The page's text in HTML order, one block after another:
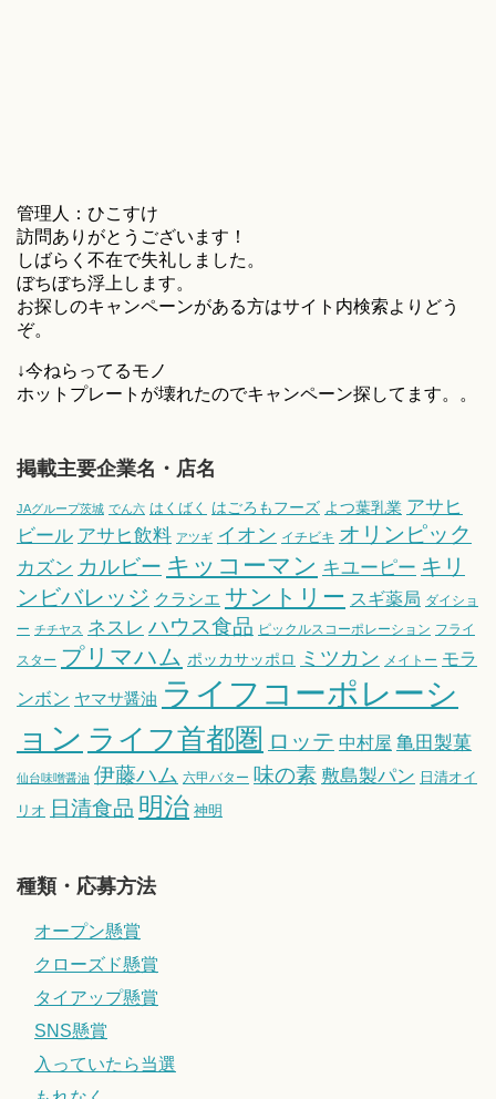
管理人：ひこすけ
訪問ありがとうございます！
しばらく不在で失礼しました。
ぼちぼち浮上します。
お探しのキャンペーンがある方はサイト内検索よりどう
ぞ。
↓今ねらってるモノ
ホットプレートが壊れたのでキャンペーン探してます。。
掲載主要企業名・店名
JAグループ茨城 でん六 はくばく はごろもフーズ よつ葉乳業 アサヒ
ビール アサヒ飲料 アツギ イオン イチビキ オリンピック
カズン カルビー キッコーマン キユーピー キリ
ンビバレッジ クラシエ サントリー スギ薬局 ダイショ
ー チチヤス ネスレ ハウス食品 ピックルスコーポレーション フライ
スター プリマハム ポッカサッポロ ミツカン メイトー モラ
ンボン ヤマサ醤油 ライフコーポレーシ
ョン ライフ首都圏 ロッテ 中村屋 亀田製菓
仙台味噌醤油 伊藤ハム 六甲バター 味の素 敷島製パン 日清オイ
リオ 日清食品 明治 神明
種類・応募方法
オープン懸賞
クローズド懸賞
タイアップ懸賞
SNS懸賞
入っていたら当選